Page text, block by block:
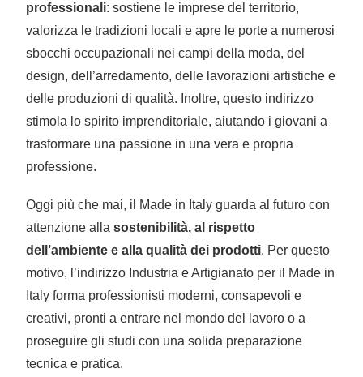
professionali: sostiene le imprese del territorio,
valorizza le tradizioni locali e apre le porte a numerosi
sbocchi occupazionali nei campi della moda, del
design, dell’arredamento, delle lavorazioni artistiche e
delle produzioni di qualità. Inoltre, questo indirizzo
stimola lo spirito imprenditoriale, aiutando i giovani a
trasformare una passione in una vera e propria
professione.
Oggi più che mai, il Made in Italy guarda al futuro con
attenzione alla sostenibilità, al rispetto
dell’ambiente e alla qualità dei prodotti. Per questo
motivo, l’indirizzo Industria e Artigianato per il Made in
Italy forma professionisti moderni, consapevoli e
creativi, pronti a entrare nel mondo del lavoro o a
proseguire gli studi con una solida preparazione
tecnica e pratica.